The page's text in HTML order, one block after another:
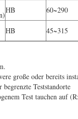
HB
60~290
HB 45~315
große oder bereits
Teststandorte
Test tauchen auf